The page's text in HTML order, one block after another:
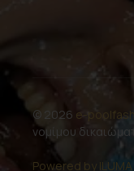
© 2026 e-
νομίμου
Powered by